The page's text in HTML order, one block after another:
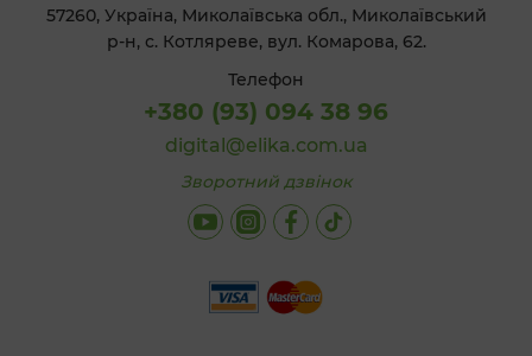
57260, Україна, Миколаївська обл., Миколаївський
р-н, с. Котляреве, вул. Комарова, 62.
Телефон
+380 (93) 094 38 96
digital@elika.com.ua
Зворотний дзвінок